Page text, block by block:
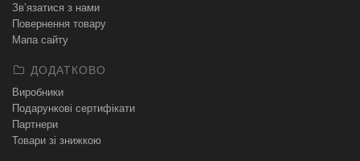
Зв’язатися з нами
Повернення товару
Мапа сайту
ДОДАТКОВО
Виробники
Подарункові сертифікати
Партнери
Товари зі знижкою